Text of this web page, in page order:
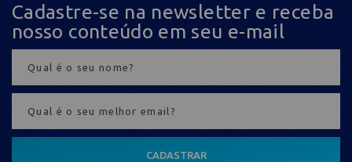
Cadastre-se na newsletter e receba
nosso conteúdo em seu e-mail
CADASTRAR